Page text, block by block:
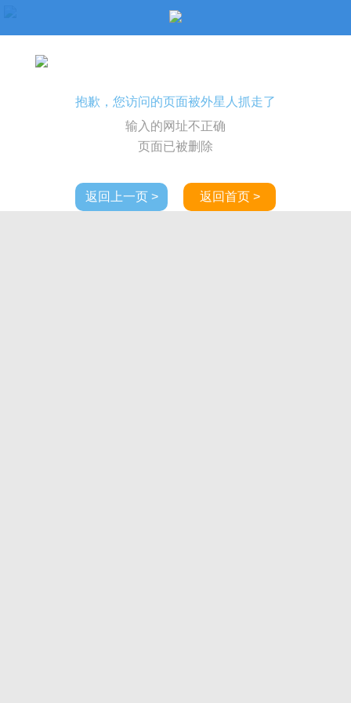
抱歉，您访问的页面被外星人抓走了
输入的网址不正确
页面已被删除
返回上一页 > 返回首页 >